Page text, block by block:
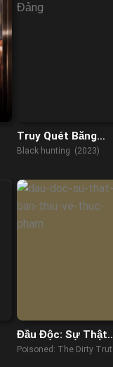
Truy Quét Băng
Đảng
Black hunting (2023)
Đầu Độc: Sự Thật
Bẩn Thỉu Về Thực
Poisoned: The Dirty Truth